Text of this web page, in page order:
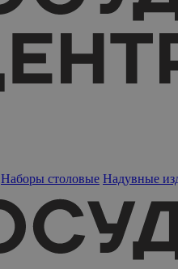
Наборы столовые Надувные